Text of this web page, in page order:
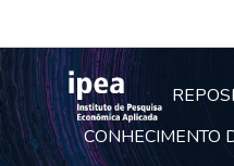
CONHECIMENTO